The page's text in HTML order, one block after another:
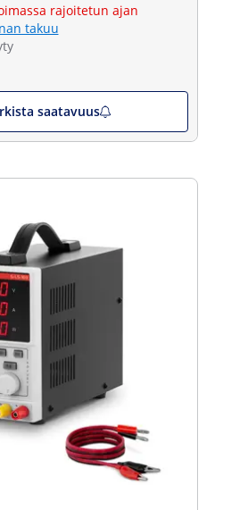
rajoitetun ajan
takuu
saatavuus